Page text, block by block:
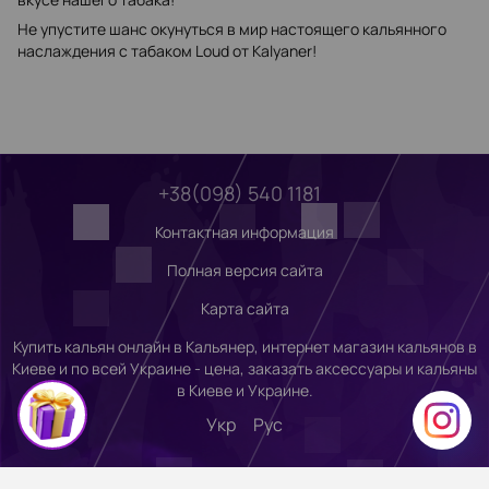
Не упустите шанс окунуться в мир настоящего кальянного
наслаждения с табаком Loud от Kalyaner!
+38(098) 540 1181
Контактная информация
Полная версия сайта
Карта сайта
Купить кальян онлайн в Кальянер, интернет магазин кальянов в
Киеве и по всей Украине - цена, заказать аксессуары и кальяны
в Киеве и Украине.
Укр Рус